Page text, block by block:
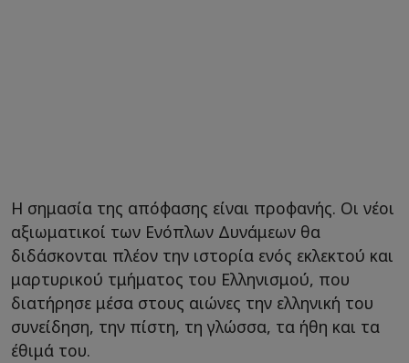
Η σημασία της απόφασης είναι προφανής. Οι νέοι
αξιωματικοί των Ενόπλων Δυνάμεων θα
διδάσκονται πλέον την ιστορία ενός εκλεκτού και
μαρτυρικού τμήματος του Ελληνισμού, που
διατήρησε μέσα στους αιώνες την ελληνική του
συνείδηση, την πίστη, τη γλώσσα, τα ήθη και τα
έθιμά του.